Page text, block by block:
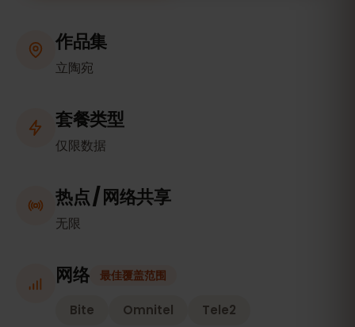
作品集
立陶宛
套餐类型
仅限数据
热点 / 网络共享
无限
网络 最佳覆盖范围
Bite Omnitel Tele2